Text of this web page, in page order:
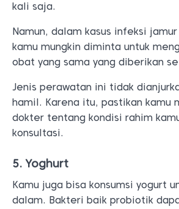
kali saja.
Namun, dalam kasus infeksi
kamu mungkin diminta untuk
obat yang sama yang diberikan
Jenis perawatan ini tidak
hamil. Karena itu, pastikan kamu
dokter tentang kondisi rahim
konsultasi.
5. Yoghurt
Kamu juga bisa konsumsi yogurt
dalam. Bakteri baik probiotik